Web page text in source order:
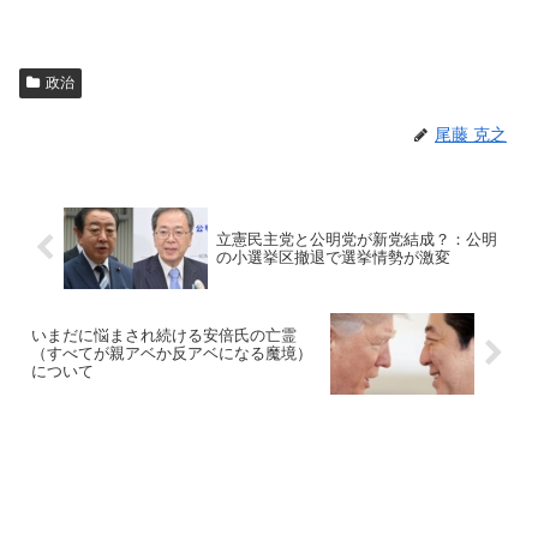
政治
尾藤 克之
立憲民主党と公明党が新党結成？：公明
の小選挙区撤退で選挙情勢が激変
いまだに悩まされ続ける安倍氏の亡霊
（すべてが親アベか反アベになる魔境）
について